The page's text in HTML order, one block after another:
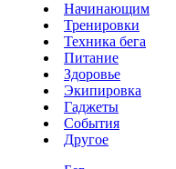
Начинающим
Тренировки
Техника бега
Питание
Здоровье
Экипировка
Гаджеты
События
Другое